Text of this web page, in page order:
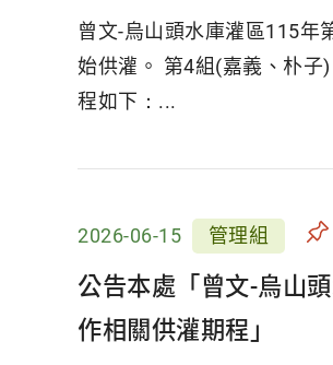
曾文-烏山頭水庫灌區115年
始供灌。 第4組(嘉義、朴子
程如下：...
2026-06-15 管理組
公告本處「曾文-烏山
作相關供灌期程」